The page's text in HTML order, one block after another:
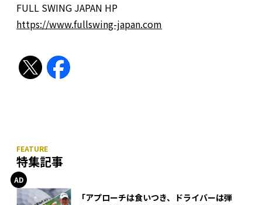
FULL SWING JAPAN HP
https://www.fullswing-japan.com
特集記事
「アプローチは食いつき、ドライバーは弾